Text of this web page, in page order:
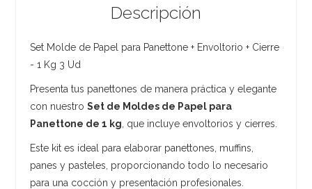
Descripción
Set Molde de Papel para Panettone + Envoltorio + Cierre
- 1 Kg 3 Ud
Presenta tus panettones de manera práctica y elegante
con nuestroSet de Moldes de Papel para
Panettone de 1 kg , que incluye envoltorios y cierres.
Este kit es ideal para elaborar panettones, muffins,
panes y pasteles, proporcionando todo lo necesario
para una cocción y presentación profesionales.